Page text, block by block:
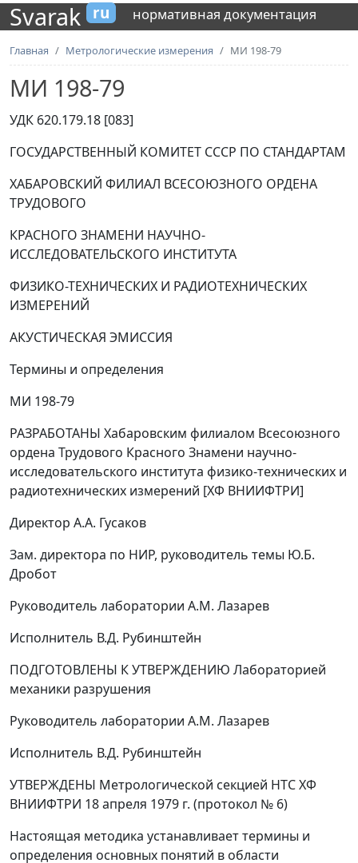
Svarak ru нормативная документация
Главная Метрологические измерения МИ 198-79
МИ 198-79
УДК 620.179.18 [083]
ГОСУДАРСТВЕННЫЙ КОМИТЕТ СССР ПО СТАНДАРТАМ
ХАБАРОВСКИЙ ФИЛИАЛ ВСЕСОЮЗНОГО ОРДЕНА
ТРУДОВОГО
КРАСНОГО ЗНАМЕНИ НАУЧНО-
ИССЛЕДОВАТЕЛЬСКОГО ИНСТИТУТА
ФИЗИКО-ТЕХНИЧЕСКИХ И РАДИОТЕХНИЧЕСКИХ
ИЗМЕРЕНИЙ
АКУСТИЧЕСКАЯ ЭМИССИЯ
Термины и определения
МИ 198-79
РАЗРАБОТАНЫ Хабаровским филиалом Всесоюзного
ордена Трудового Красного Знамени научно-
исследовательского института физико-технических и
радиотехнических измерений [ХФ ВНИИФТРИ]
Директор А.А. Гусаков
Зам. директора по НИР, руководитель темы Ю.Б.
Дробот
Руководитель лаборатории А.М. Лазарев
Исполнитель В.Д. Рубинштейн
ПОДГОТОВЛЕНЫ К УТВЕРЖДЕНИЮ Лабораторией
механики разрушения
Руководитель лаборатории А.М. Лазарев
Исполнитель В.Д. Рубинштейн
УТВЕРЖДЕНЫ Метрологической секцией НТС ХФ
ВНИИФТРИ 18 апреля 1979 г. (протокол № 6)
Настоящая методика устанавливает термины и
определения основных понятий в области